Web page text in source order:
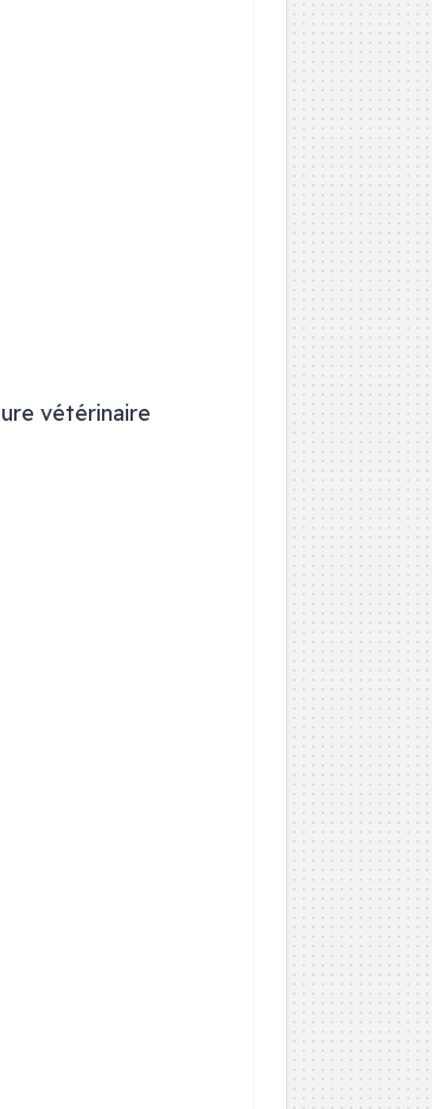
vétérinaire